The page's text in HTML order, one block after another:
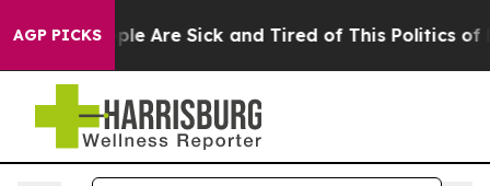
AGP PICKS
“People Are Sick and Tired of This Politics of